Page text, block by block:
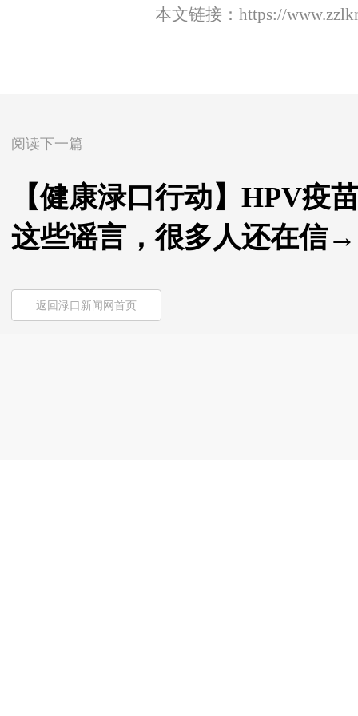
本文链接： https://
阅读下一篇
【健康渌口行动】HPV疫
这些谣言，很多人还在信→
返回渌口新闻网首页